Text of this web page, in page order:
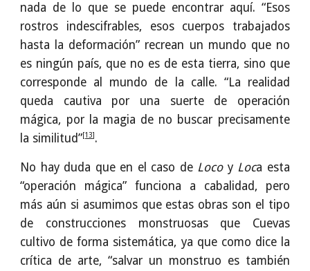
nada de lo que se puede encontrar aquí. “Esos
rostros indescifrables, esos cuerpos trabajados
hasta la deformación” recrean un mundo que no
es ningún país, que no es de esta tierra, sino que
corresponde al mundo de la calle. “La realidad
queda cautiva por una suerte de operación
mágica, por la magia de no buscar precisamente
la similitud”[13] .
No hay duda que en el caso de Locoy Loca esta
“operación mágica” funciona a cabalidad, pero
más aún si asumimos que estas obras son el tipo
de construcciones monstruosas que Cuevas
cultivo de forma sistemática, ya que como dice la
crítica de arte, “salvar un monstruo es también